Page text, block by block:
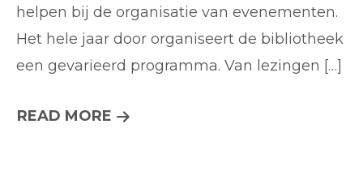
helpen bij de organisatie van evenementen.
Het hele jaar door organiseert de bibliotheek
een gevarieerd programma. Van lezingen […]
READ MORE VRIJWILLIGERS